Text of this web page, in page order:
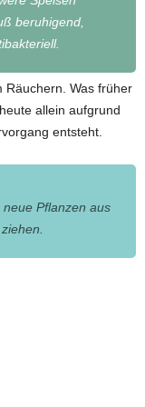
beruhigend,
Räuchern. Was früher
allein aufgrund
entsteht.
Pflanzen aus